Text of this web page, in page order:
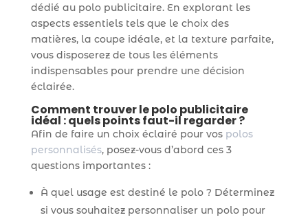
dédié au polo publicitaire. En explorant les
aspects essentiels tels que le choix des
matières, la coupe idéale, et la texture parfaite,
vous disposerez de tous les éléments
indispensables pour prendre une décision
éclairée.
Comment trouver le polo publicitaire
idéal : quels points faut-il regarder ?
Afin de faire un choix éclairé pour vos polos
personnalisés, posez-vous d’abord ces 3
questions importantes :
À quel usage est destiné le polo ? Déterminez
si vous souhaitez personnaliser un polo pour